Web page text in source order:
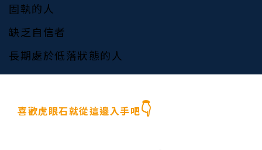
固執的人
缺乏自信者
長期處於低落狀態的人
喜歡虎眼石就從這邊入手吧👇